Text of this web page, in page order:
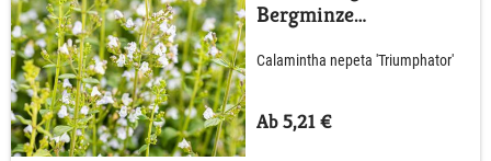
Bergminze
Calamintha nepeta 'Triumphator'
Ab 5,21 €